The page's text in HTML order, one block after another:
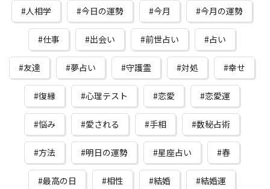
人相学 今日の運勢 今月 今月の運勢
仕事 出会い 前世占い 占い
友達 夢占い 守護霊 対処 幸せ
復縁 心理テスト 恋愛 恋愛運
悩み 愛される 手相 数秘占術
方法 明日の運勢 星座占い 春
最高の日 相性 結婚 結婚運